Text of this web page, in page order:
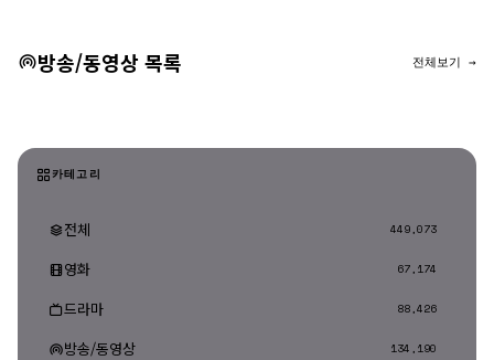
방송/동영상 목록 전체보기 →
카테고리
전체 449,073
영화 67,174
드라마 88,426
방송/동영상 134,190